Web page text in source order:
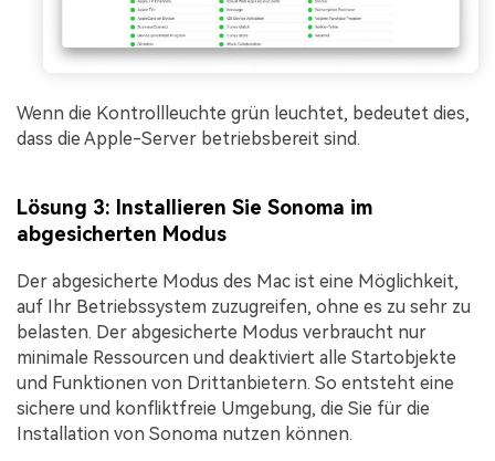
Wenn die Kontrollleuchte grün leuchtet, bedeutet dies,
dass die Apple-Server betriebsbereit sind.
Lösung 3: Installieren Sie Sonoma im
abgesicherten Modus
Der abgesicherte Modus des Mac ist eine Möglichkeit,
auf Ihr Betriebssystem zuzugreifen, ohne es zu sehr zu
belasten. Der abgesicherte Modus verbraucht nur
minimale Ressourcen und deaktiviert alle Startobjekte
und Funktionen von Drittanbietern. So entsteht eine
sichere und konfliktfreie Umgebung, die Sie für die
Installation von Sonoma nutzen können.